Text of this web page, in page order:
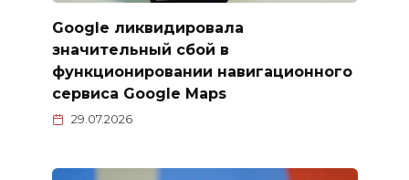
Google ликвидировала
значительный сбой в
функционировании навигационного
сервиса Google Maps
29.07.2026